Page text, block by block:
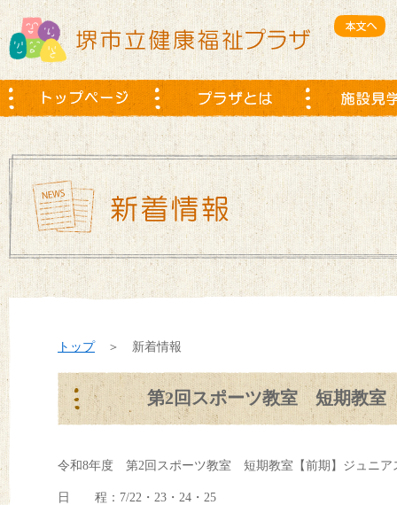
トップ＞ 新着情報
第2回スポーツ教室 短期教室
令和8年度 第2回スポーツ教室 短期教室【前期】ジュニア
日 程：7/22・23・24・25